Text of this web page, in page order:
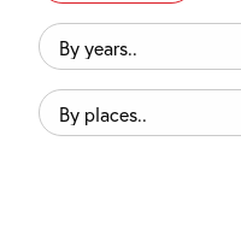
By
years..
By
places..